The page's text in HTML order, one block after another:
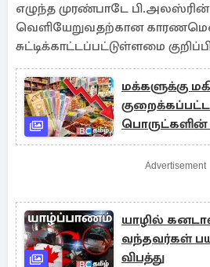
எழுந்த முரண்பாடே பி.அலஸ்ரின்
வெளியேறுவதற்கான
சுட்டிக்காட்டப்பட்டுள்ளமை
மக்களுக்கு
Advertisement
யாழில்
வந்தவர்கள்
விபத்து